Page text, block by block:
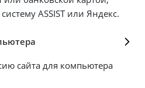
ASSIST или Яндекс.
сайта для компьютера